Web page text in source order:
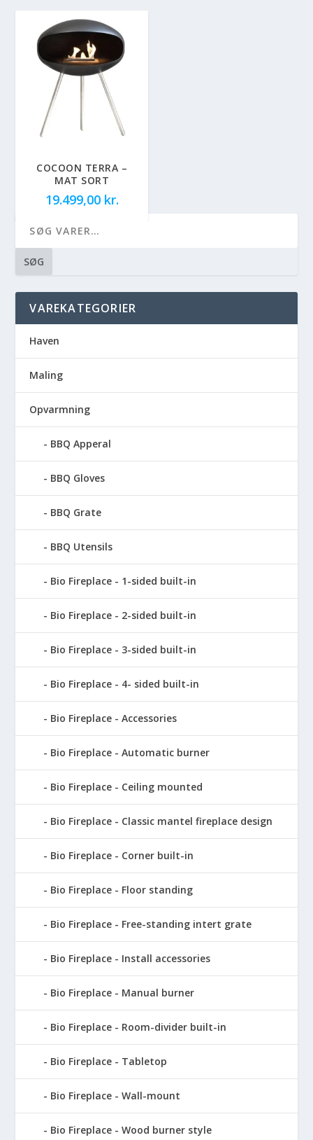
COCOON TERRA –
MAT SORT
19.499,00 kr.
SØG
VAREKATEGORIER
Haven
Maling
Opvarmning
BBQ Apperal
BBQ Gloves
BBQ Grate
BBQ Utensils
Bio Fireplace - 1-sided built-in
Bio Fireplace - 2-sided built-in
Bio Fireplace - 3-sided built-in
Bio Fireplace - 4- sided built-in
Bio Fireplace - Accessories
Bio Fireplace - Automatic burner
Bio Fireplace - Ceiling mounted
Bio Fireplace - Classic mantel fireplace design
Bio Fireplace - Corner built-in
Bio Fireplace - Floor standing
Bio Fireplace - Free-standing intert grate
Bio Fireplace - Install accessories
Bio Fireplace - Manual burner
Bio Fireplace - Room-divider built-in
Bio Fireplace - Tabletop
Bio Fireplace - Wall-mount
Bio Fireplace - Wood burner style